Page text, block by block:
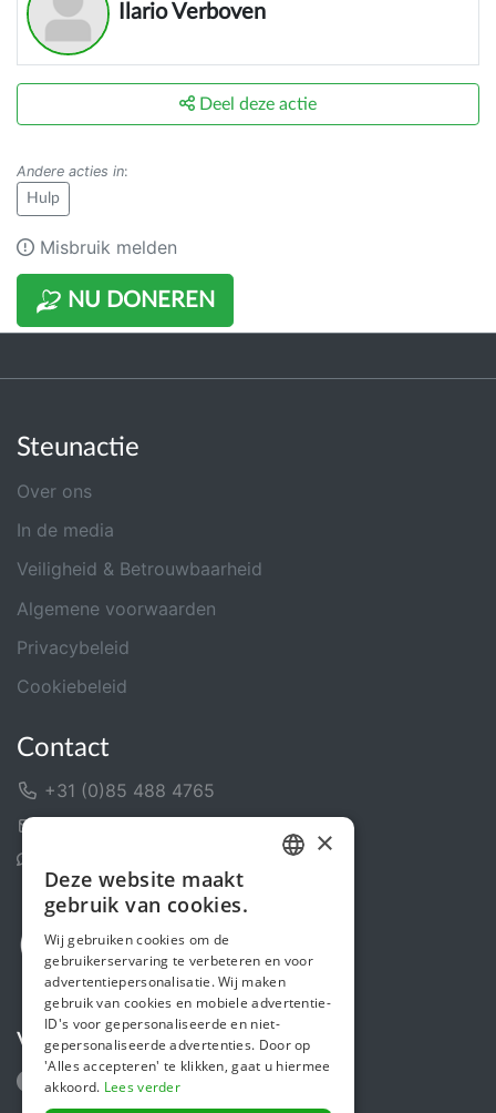
Ilario Verboven
NU DONEREN
Deel deze actie
Andere acties in:
Hulp
Misbruik melden
Steunactie
Over ons
In de media
Veiligheid & Betrouwbaarheid
Algemene voorwaarden
Privacybeleid
Cookiebeleid
Contact
+31 (0)85 488 4765
Volg ons
ENGLISH
×
Deze website maakt
gebruik van cookies.
Wij gebruiken cookies om de
gebruikerservaring te verbeteren en voor
advertentiepersonalisatie. Wij maken
gebruik van cookies en mobiele advertentie-
ID's voor gepersonaliseerde en niet-
gepersonaliseerde advertenties. Door op
'Alles accepteren' te klikken, gaat u hiermee
akkoord. Lees verder